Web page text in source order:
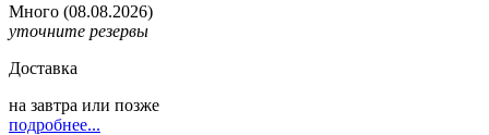
Много (08.08.2026)
уточните резервы
Доставка
на завтра или позже
подробнее...